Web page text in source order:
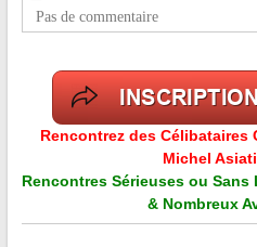
Pas de commentaire
Rencontrez des
Michel
Rencontres Sérieuses ou
& Nombreux